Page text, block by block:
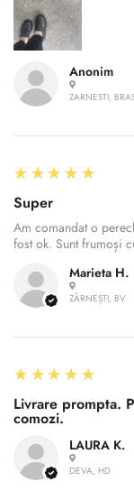
Anonim
ZARNESTI,
Marieta H.
ZĂRNEȘTI, BV
5
★★★★★
Super
Am comandat o
fost ok. Sunt frumoși
LAURA K.
DEVA, HD
5
★★★★★
Livrare prompta.
comozi.
Are